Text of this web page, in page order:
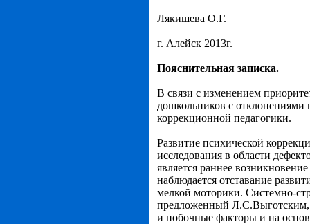
Лякишева О.Г.
г. Алейск 2013г.
Пояснительная записка.
В связи с изменением
дошкольников с отклонениями
коррекционной педагогики.
Развитие психической
исследования в области
является раннее
наблюдается отставание
мелкой моторики. Системно-
предложенный Л.С.Выготским,
и побочные факторы и на